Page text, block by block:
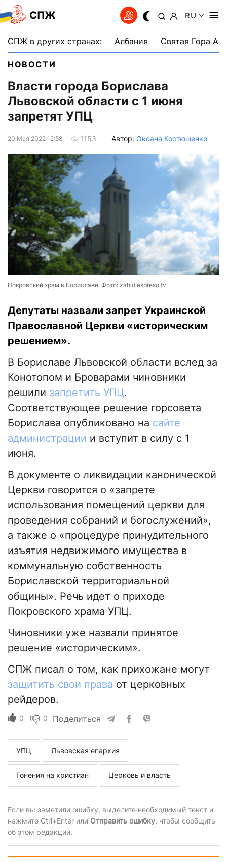
СПЖ RU
СПЖ в других странах: Албания Святая Гора
НОВОСТИ
Власти города Борислава
Львовской области с 1 июня
запретят УПЦ
20 Мая 2022 12:58 1153 Автор: Оксана Костюшенко
Покровский храм в Бориславе. Фото: zahid.espreso.tv
Депутаты назвали запрет Украинской
Православной Церкви «историческим
решением».
В Бориславе Львовской области вслед за
Конотопом и Броварами чиновники
решили запретить УПЦ.
Соответствующее решение горсовета
Борислава опубликовано на сайте
администрации и вступит в силу с 1
июня.
В документе о ликвидации канонической
Церкви говорится о «запрете
использования помещений церкви для
проведения собраний и богослужений»,
а также о «процедуре принудительного
изъятия недвижимого имущества в
коммунальную собственность
Бориславской территориальной
общины». Речь идет о приходе
Покровского храма УПЦ.
Чиновники уже назвали принятое
решение «историческим».
СПЖ писал о том, как прихожане могут
защитить свои права от церковных
рейдеров.
0 0 Поделиться
УПЦ Львовская епархия
Гонения на христиан Церковь и власть
Если вы заметили ошибку, выделите необходимый текст и
нажмите Ctrl+Enter или Отправить ошибку, чтобы сообщить
об этом редакции.